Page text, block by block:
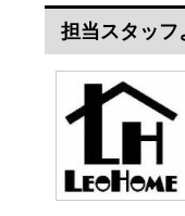
担当スタッフ